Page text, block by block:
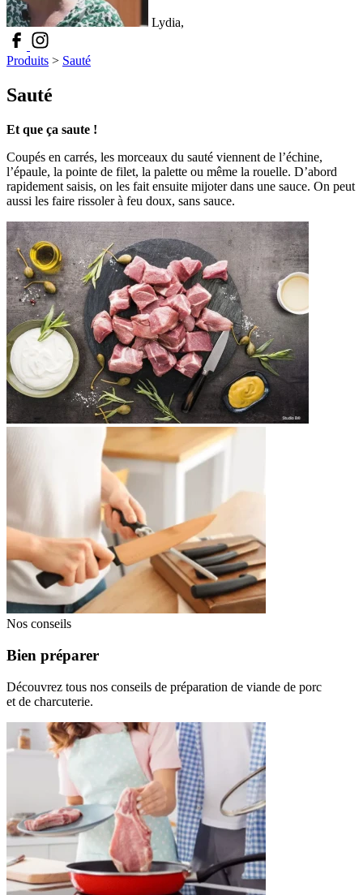
Lydia,
Produits > Sauté
Sauté
Et que ça saute !
Coupés en carrés, les morceaux du sauté viennent de l’échine,
l’épaule, la pointe de filet, la palette ou même la rouelle. D’abord
rapidement saisis, on les fait ensuite mijoter dans une sauce. On peut
aussi les faire rissoler à feu doux, sans sauce.
Nos conseils
Bien préparer
Découvrez tous nos conseils de préparation de viande de porc
et de charcuterie.